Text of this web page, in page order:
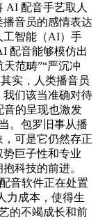
AI 配音手艺取人
音员的感情表达
工智能（AI）手
配音能够模仿出
天范畴”“严沉冲
实，人类播音员
们该当准确对待
音的呈现也激发
。包罗旧事从播
可是它仍然存正
巨子性和专业
科技的前进。
音软件正在处置
力成本，使得生
的不竭成长和前